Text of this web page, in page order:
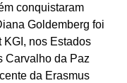
conquistaram
Goldemberg foi
nos Estados
Carvalho da Paz
da Erasmus